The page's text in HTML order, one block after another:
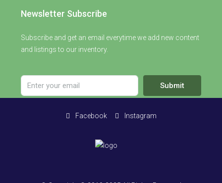
Newsletter Subscribe
Subscribe and get an email everytime we add new content
and listings to our inventory.
Submit
Facebook Instagram